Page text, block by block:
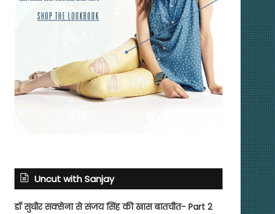
Uncut with Sanjay
डॉ सुधीर सक्सेना से संजय सिंह की खास बातचीत- Part 2